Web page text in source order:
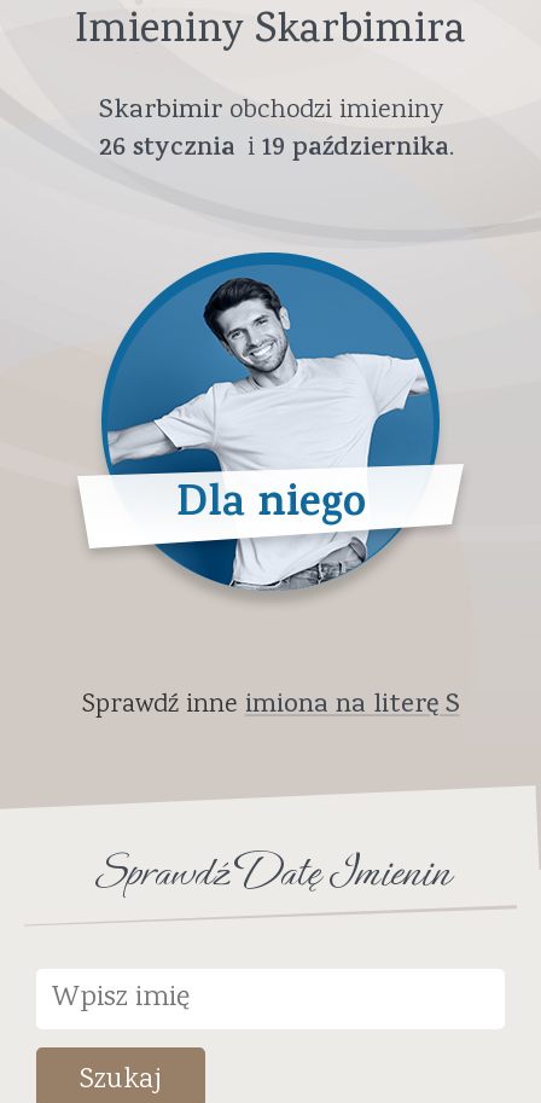
Imieniny Skarbimira
Skarbimirobchodzi imieniny
26stycznia 19 października
Dla niego
Sprawdź inne imiona na literę S
Sprawdź Datę Imienin
Szukaj